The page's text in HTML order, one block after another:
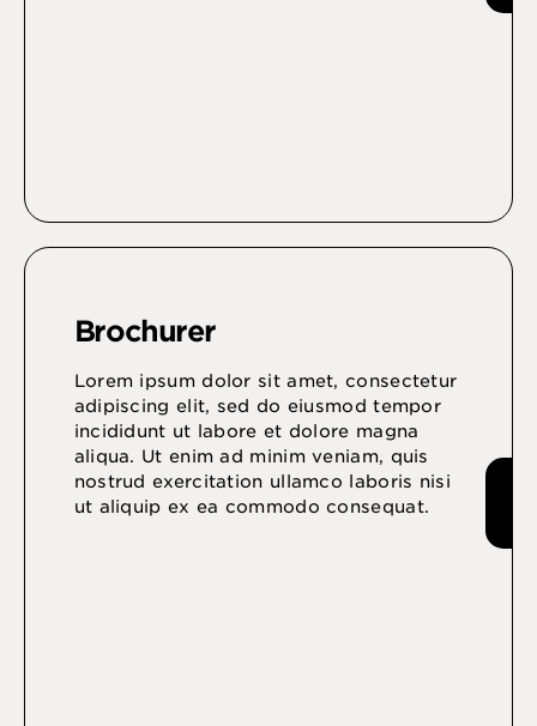
Brochurer
Lorem ipsum dolor sit amet, consectetur
adipiscing elit, sed do eiusmod tempor
incididunt ut labore et dolore magna
aliqua. Ut enim ad minim veniam, quis
nostrud exercitation ullamco laboris nisi
ut aliquip ex ea commodo consequat.